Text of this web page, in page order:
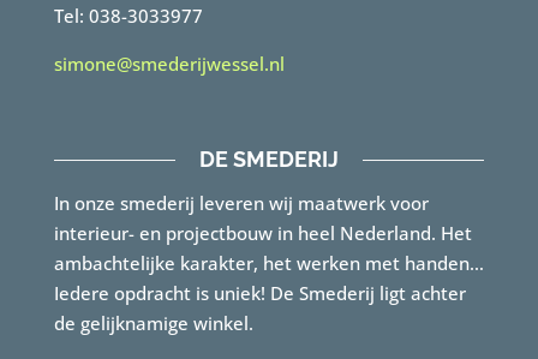
Tel: 038-3033977
simone@smederijwessel.nl
DE SMEDERIJ
In onze smederij leveren wij maatwerk voor
interieur- en projectbouw in heel Nederland. Het
ambachtelijke karakter, het werken met handen…
Iedere opdracht is uniek! De Smederij ligt achter
de gelijknamige winkel.